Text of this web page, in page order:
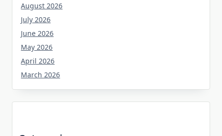
August 2026
July 2026
June 2026
May 2026
April 2026
March 2026